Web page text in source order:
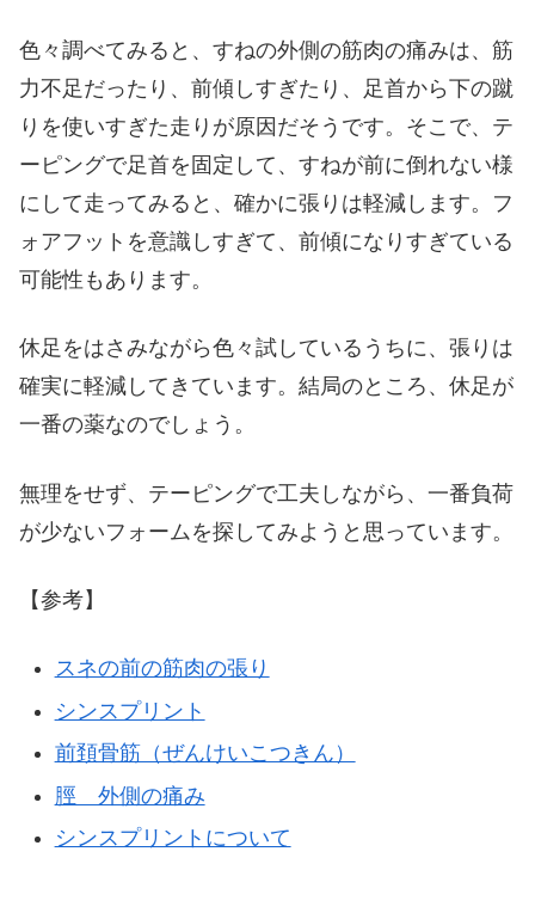
色々調べてみると、すねの外側の筋肉の痛みは、筋
力不足だったり、前傾しすぎたり、足首から下の蹴
りを使いすぎた走りが原因だそうです。そこで、テ
ーピングで足首を固定して、すねが前に倒れない様
にして走ってみると、確かに張りは軽減します。フ
ォアフットを意識しすぎて、前傾になりすぎている
可能性もあります。
休足をはさみながら色々試しているうちに、張りは
確実に軽減してきています。結局のところ、休足が
一番の薬なのでしょう。
無理をせず、テーピングで工夫しながら、一番負荷
が少ないフォームを探してみようと思っています。
【参考】
スネの前の筋肉の張り
シンスプリント
前頚骨筋（ぜんけいこつきん）
脛 外側の痛み
シンスプリントについて